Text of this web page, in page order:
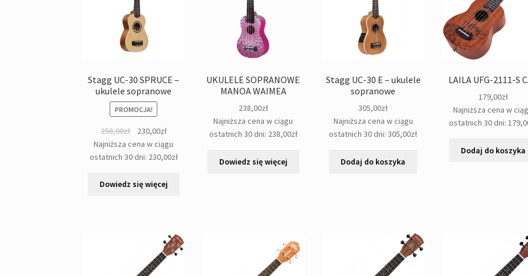
Stagg UC-30 SPRUCE –
ukulele sopranowe
PROMOCJA!
258,00zł
Pierwotna
cena
wynosiła:
230,00złAktualna
cena
wynosi:
Najniższa cena w ciągu
ostatnich 30 dni: 230,00zł
Dowiedz się więcej
UKULELE SOPRANOWE
MANOA WAIMEA
238,00zł
Najniższa cena w ciągu
ostatnich 30 dni: 238,00zł
Dowiedz się więcej
Stagg UC-30 E – ukulele
sopranowe
305,00zł
Najniższa cena w ciągu
ostatnich 30 dni:305,00zł
Dodaj do koszyka
LAILA UFG-2111-S
179,00zł
Najniższa cena w
ostatnich 30 dni:
Dodaj do koszyka